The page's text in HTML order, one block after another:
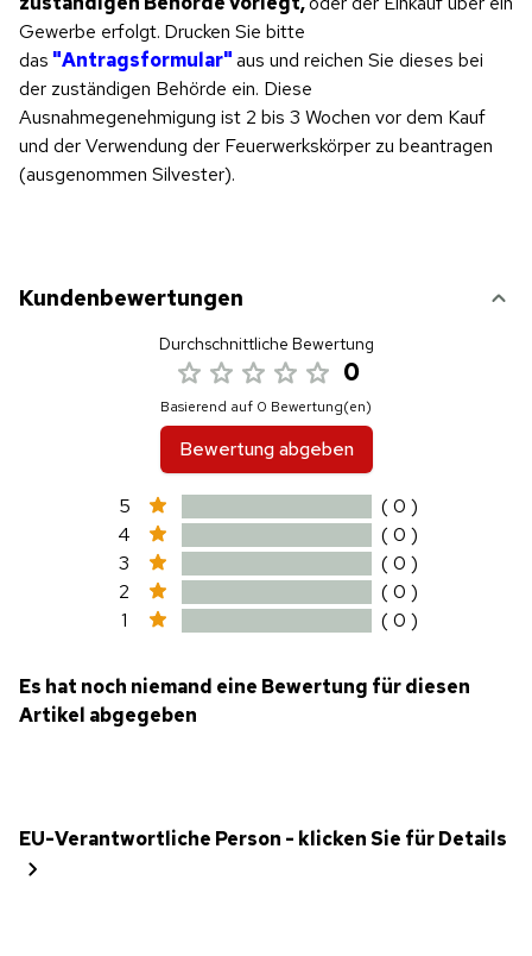
Gewerbe erfolgt. Drucken Sie bitte
das "Antragsformular"aus und reichen Sie dieses bei
der zuständigen Behörde ein. Diese
Ausnahmegenehmigung ist 2 bis 3 Wochen vor dem Kauf
und der Verwendung der Feuerwerkskörper zu beantragen
(ausgenommen Silvester).
Kundenbewertungen
Durchschnittliche Bewertung
0
Basierend auf 0 Bewertung(en)
Bewertung abgeben
5
( 0 )
4
( 0 )
3
( 0 )
2
( 0 )
1
( 0 )
Es hat noch niemand eine Bewertung für diesen
Artikel abgegeben
EU-Verantwortliche Person - klicken Sie für Details